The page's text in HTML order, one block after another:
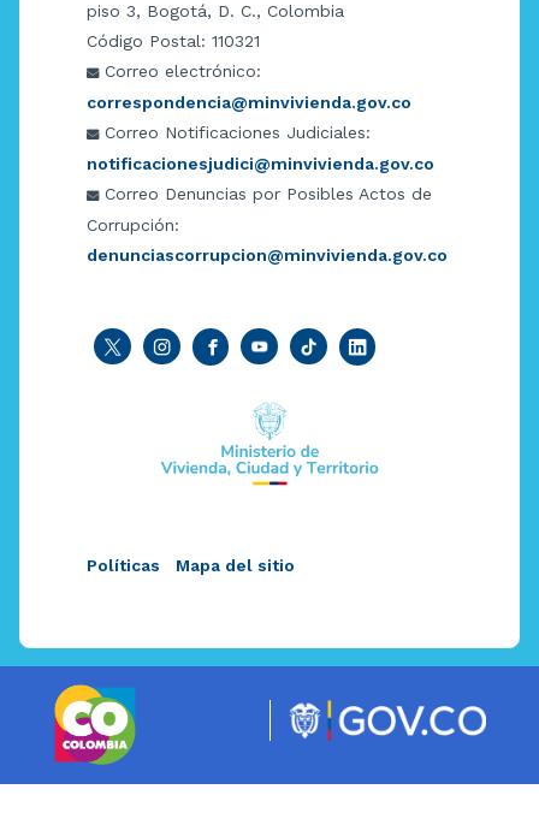
piso 3, Bogotá, D. C., Colombia
Código Postal: 110321
Correo electrónico:
correspondencia@minvivienda.gov.co
Correo Notificaciones Judiciales:
notificacionesjudici@minvivienda.gov.co
Correo Denuncias por Posibles Actos de
Corrupción:
denunciascorrupcion@minvivienda.gov.co
Políticas Mapa del sitio